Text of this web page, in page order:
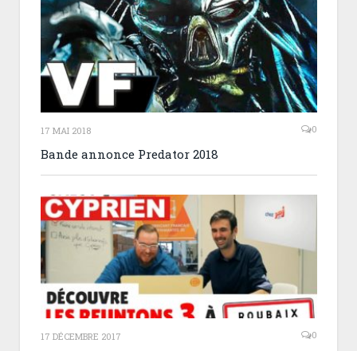
17 MAI 2018 0
Bande annonce Predator 2018
17 DÉCEMBRE 2017 0